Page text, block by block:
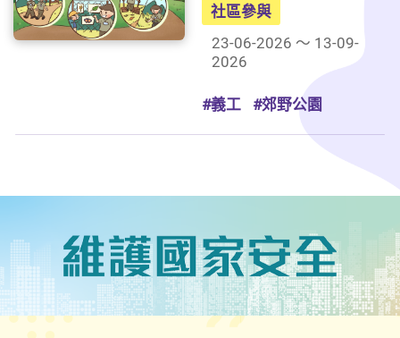
社區參與
23-06-2026 ～ 13-09-
2026
#義工 #郊野公園